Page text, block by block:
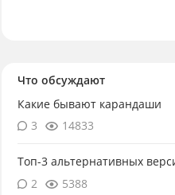
Что обсуждают
Какие бывают карандаши
3
14833
Топ-3 альтернативных
2
5388